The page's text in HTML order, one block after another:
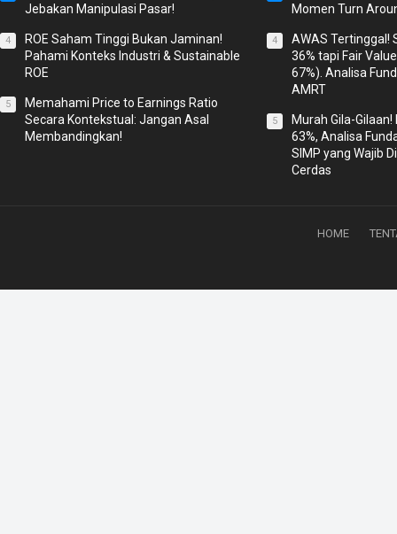
Jebakan Manipulasi Pasar!
4
ROE Saham Tinggi Bukan Jaminan!
Pahami Konteks Industri & Sustainable
ROE
5
Memahami Price to Earnings Ratio
Secara Kontekstual: Jangan Asal
Membandingkan!
Momen Turn
4
AWAS Tertinggal!
36% tapi Fair
67%). Analisa
AMRT
5
Murah Gila-Gilaan!
63%, Analisa
SIMP yang Wajib
Cerdas
HOME